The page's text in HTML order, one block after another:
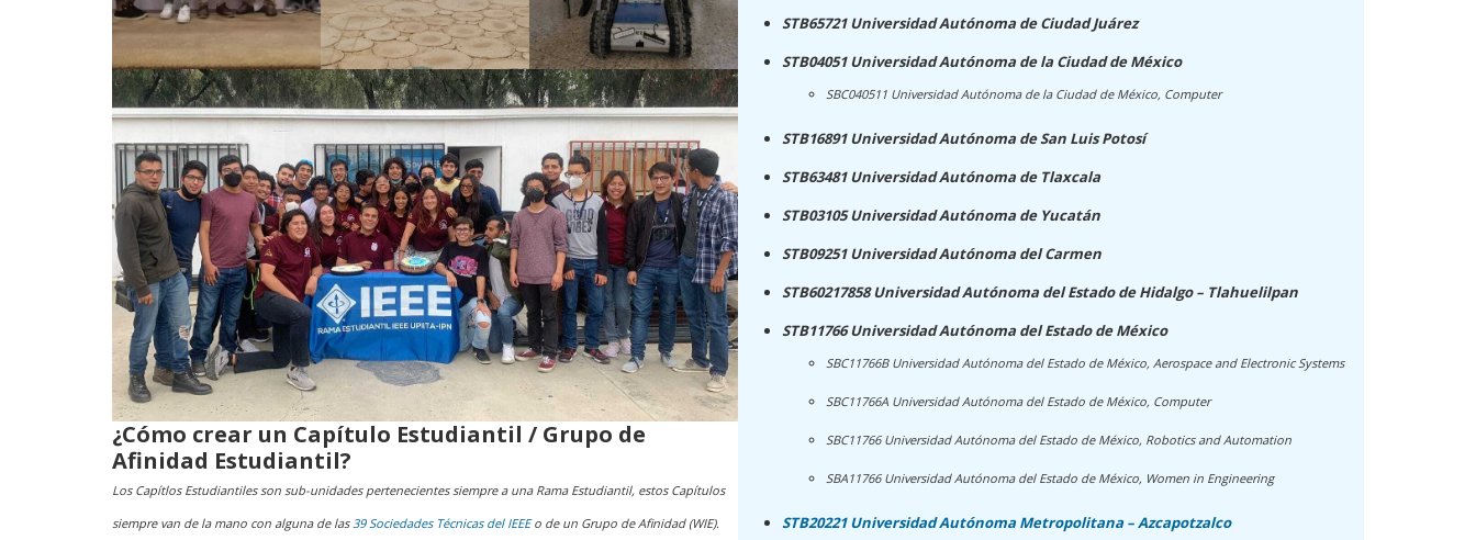
¿Cómo crear un Capítulo Estudiantil / Grupo de
Afinidad Estudiantil?
Los Capítlos Estudiantiles son sub-unidades pertenecientes siempre a una Rama Estudiantil, estos Capítulos
siempre van de la mano con alguna de las 39 Sociedades Técnicas del IEEEo de un Grupo de Afinidad (WIE).
STB65721 Universidad Autónoma de Ciudad Juárez
STB04051 Universidad Autónoma de la Ciudad de México
SBC040511 Universidad Autónoma de la Ciudad de México, Computer
STB16891 Universidad Autónoma de San Luis Potosí
STB63481 Universidad Autónoma de Tlaxcala
STB03105 Universidad Autónoma de Yucatán
STB09251 Universidad Autónoma del Carmen
STB60217858 Universidad Autónoma del Estado de Hidalgo – Tlahuelilpan
STB11766 Universidad Autónoma del Estado de México
SBC11766B Universidad Autónoma del Estado de México, Aerospace and Electronic Systems
SBC11766A Universidad Autónoma del Estado de México, Computer
SBC11766 Universidad Autónoma del Estado de México, Robotics and Automation
SBA11766 Universidad Autónoma del Estado de México, Women in Engineering
STB20221 Universidad Autónoma Metropolitana – Azcapotzalco